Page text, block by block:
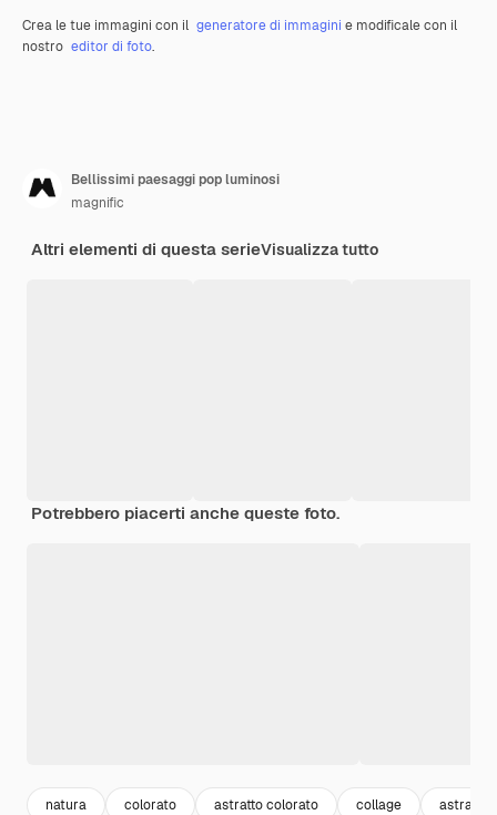
Crea le tue immagini con il generatore di immagini e modificale con il
nostro editor di foto.
Bellissimi paesaggi pop luminosi
magnific
Altri elementi di questa serieVisualizza tutto
Potrebbero piacerti anche queste foto.
natura colorato astratto colorato collage astratto